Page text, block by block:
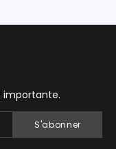
importante.
S'abonner